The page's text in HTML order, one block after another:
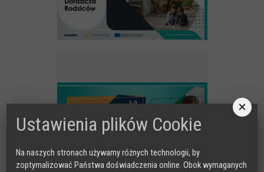
Gra planszowa o cyberhigienie "Digital Brainiacs"
Kalambury z cyberhigieny "Cybermaster"
×
Ustawienia plików Cookie
Na naszych stronach używamy różnych technologii, by
zoptymalizować Państwa doświadczenia online. Obok wymaganych